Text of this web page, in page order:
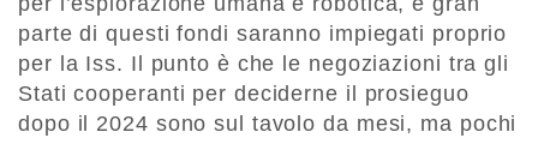
parte di questi fondi saranno impiegati proprio
per la Iss. Il punto è che le negoziazioni tra gli
Stati cooperanti per deciderne il prosieguo
dopo il 2024 sono sul tavolo da mesi, ma pochi